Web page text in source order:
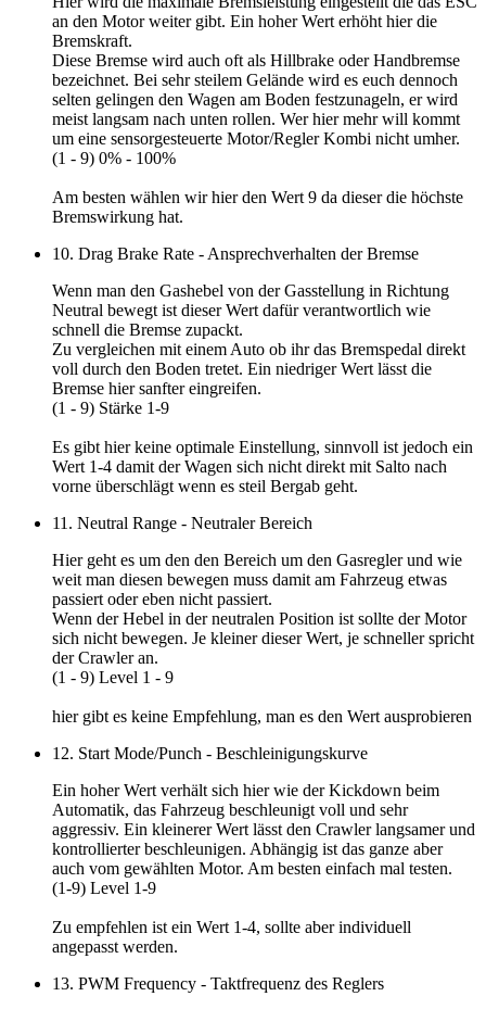
an den Motor weiter gibt. Ein hoher Wert erhöht hier die
Bremskraft.
Diese Bremse wird auch oft als Hillbrake oder Handbremse
bezeichnet. Bei sehr steilem Gelände wird es euch dennoch
selten gelingen den Wagen am Boden festzunageln, er wird
meist langsam nach unten rollen. Wer hier mehr will kommt
um eine sensorgesteuerte Motor/Regler Kombi nicht umher.
(1 - 9) 0% - 100%
Am besten wählen wir hier den Wert 9 da dieser die höchste
Bremswirkung hat.
10. Drag Brake Rate - Ansprechverhalten der Bremse
Wenn man den Gashebel von der Gasstellung in Richtung
Neutral bewegt ist dieser Wert dafür verantwortlich wie
schnell die Bremse zupackt.
Zu vergleichen mit einem Auto ob ihr das Bremspedal direkt
voll durch den Boden tretet. Ein niedriger Wert lässt die
Bremse hier sanfter eingreifen.
(1 - 9) Stärke 1-9
Es gibt hier keine optimale Einstellung, sinnvoll ist jedoch ein
Wert 1-4 damit der Wagen sich nicht direkt mit Salto nach
vorne überschlägt wenn es steil Bergab geht.
11. Neutral Range - Neutraler Bereich
Hier geht es um den den Bereich um den Gasregler und wie
weit man diesen bewegen muss damit am Fahrzeug etwas
passiert oder eben nicht passiert.
Wenn der Hebel in der neutralen Position ist sollte der Motor
sich nicht bewegen. Je kleiner dieser Wert, je schneller spricht
der Crawler an.
(1 - 9) Level 1 - 9
hier gibt es keine Empfehlung, man es den Wert ausprobieren
12. Start Mode/Punch - Beschleinigungskurve
Ein hoher Wert verhält sich hier wie der Kickdown beim
Automatik, das Fahrzeug beschleunigt voll und sehr
aggressiv. Ein kleinerer Wert lässt den Crawler langsamer und
kontrollierter beschleunigen. Abhängig ist das ganze aber
auch vom gewählten Motor. Am besten einfach mal testen.
(1-9) Level 1-9
Zu empfehlen ist ein Wert 1-4, sollte aber individuell
angepasst werden.
13. PWM Frequency - Taktfrequenz des Reglers